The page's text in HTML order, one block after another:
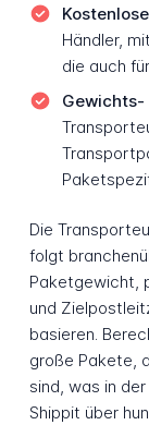
Händler,
die auch
Gewichts-
Die
folgt
Paketgewicht,
und
basieren.
große Pakete,
sind, was in
Shippit über